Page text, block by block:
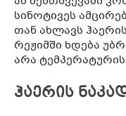
სინოტივეს
თან ახლავს
რეჟიმში ხდება
არა
ჰაერის